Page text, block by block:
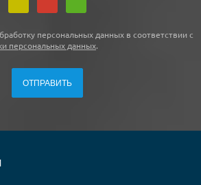
персональных данных в соответствии с
персональных данных.